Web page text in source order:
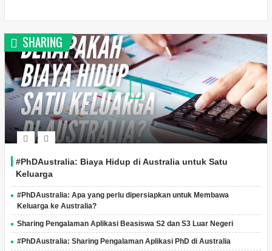
SHARING
#PhDAustralia: Biaya Hidup di Australia untuk Satu
Keluarga
#PhDAustralia: Apa yang perlu dipersiapkan untuk Membawa
Keluarga ke Australia?
Sharing Pengalaman Aplikasi Beasiswa S2 dan S3 Luar Negeri
#PhDAustralia: Sharing Pengalaman Aplikasi PhD di Australia